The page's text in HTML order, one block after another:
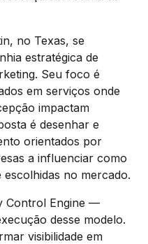
no Texas, se
estratégica de
Seu foco é
em serviços onde
impactam
é desenhar e
orientados por
a influenciar como
escolhidas no mercado.
Control Engine —
desse modelo.
visibilidade em